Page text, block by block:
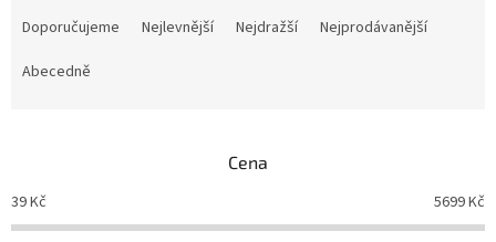
o
d
Doporučujeme Nejlevnější Nejdražší
Nejprodávanější
Abecedně
Cena
39Kč 5699Kč